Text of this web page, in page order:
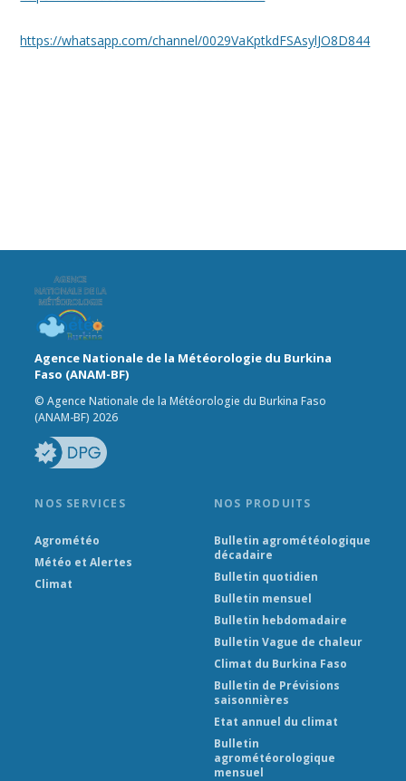
https://whatsapp.com/channel/0029VaKptkdFSAsylJO8D844
Agence Nationale de la Météorologie du Burkina
Faso (ANAM-BF)
© Agence Nationale de la Météorologie du Burkina Faso
(ANAM-BF) 2026
NOS SERVICES
Agrométéo
Météo et Alertes
Climat
NOS PRODUITS
Bulletin agrométéologique
décadaire
Bulletin quotidien
Bulletin mensuel
Bulletin hebdomadaire
Bulletin Vague de chaleur
Climat du Burkina Faso
Bulletin de Prévisions
saisonnières
Etat annuel du climat
Bulletin
agrométéorologique
mensuel